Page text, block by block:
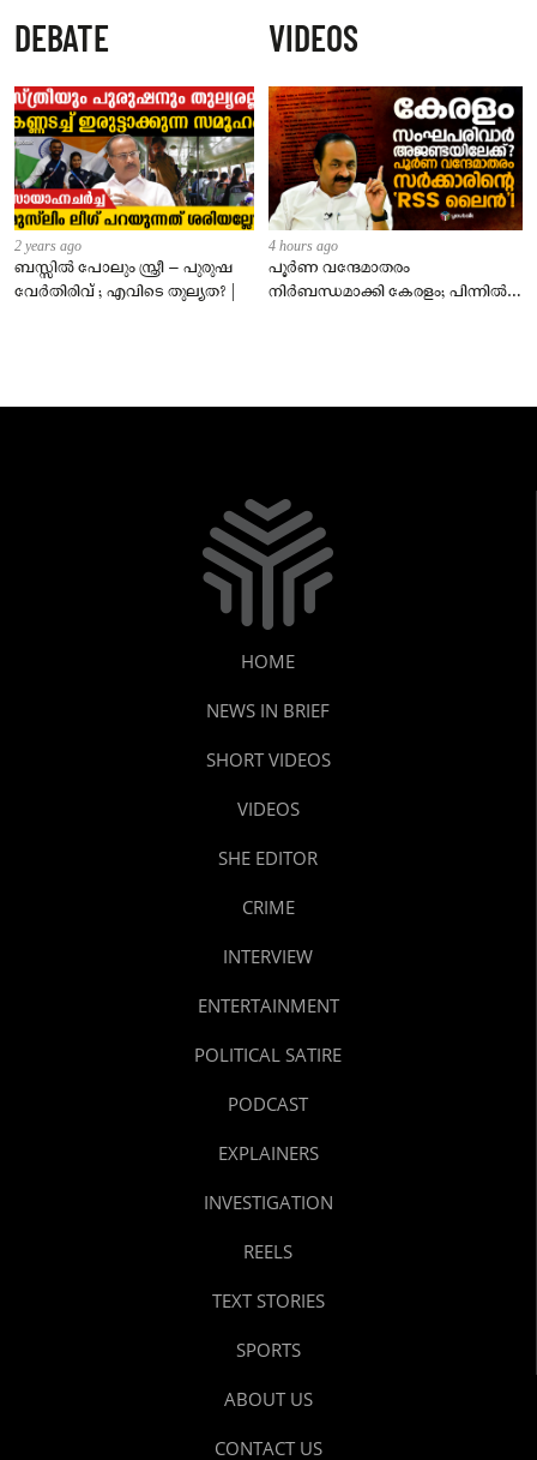
ചെന്നിത്തല
DEBATE
2 years ago
ബസ്സിൽ പോലും സ്ത്രീ – പുരുഷ
വേർതിരിവ് ; എവിടെ തുല്യത? |
VIDEOS
4 hours ago
പൂർണ വന്ദേമാതരം
നിർബന്ധമാക്കി കേരളം; പിന്നിൽ
HOME
NEWS IN BRIEF
SHORT VIDEOS
VIDEOS
SHE EDITOR
CRIME
INTERVIEW
ENTERTAINMENT
POLITICAL SATIRE
PODCAST
EXPLAINERS
INVESTIGATION
REELS
TEXT STORIES
SPORTS
ABOUT US
CONTACT US